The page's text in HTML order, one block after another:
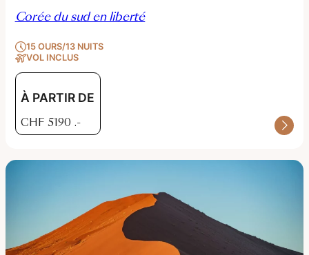
Corée du sud en liberté
15 OURS/13 NUITS
VOL INCLUS
À PARTIR DE
CHF 5190 .-